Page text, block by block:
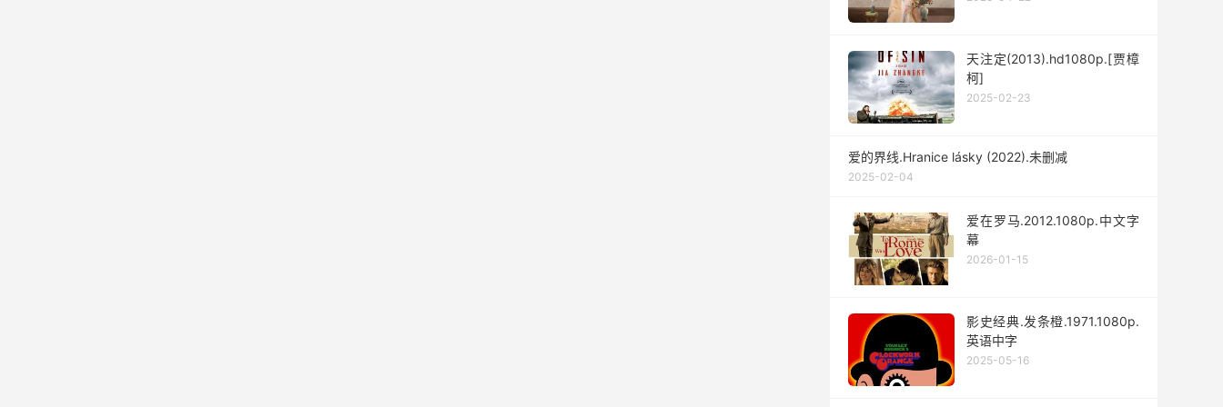
天注定(2013).hd1080p.[贾樟
柯]
2025-02-23
爱的界线.Hranice lásky (2022).未删减
2025-02-04
爱在罗马.2012.1080p.中文字
幕
2026-01-15
影史经典.发条橙.1971.1080p.
英语中字
2025-05-16